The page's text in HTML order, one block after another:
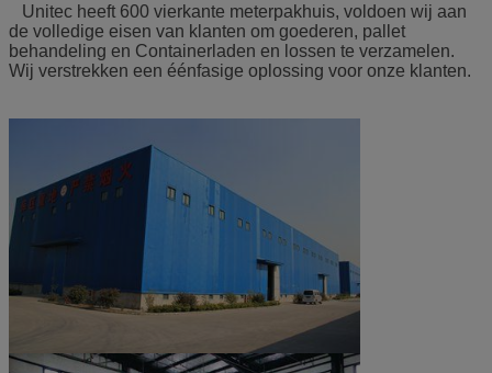
Unitec heeft 600 vierkante meterpakhuis, voldoen wij aan
de volledige eisen van klanten om goederen, pallet
behandeling en Containerladen en lossen te verzamelen.
Wij verstrekken een éénfasige oplossing voor onze klanten.